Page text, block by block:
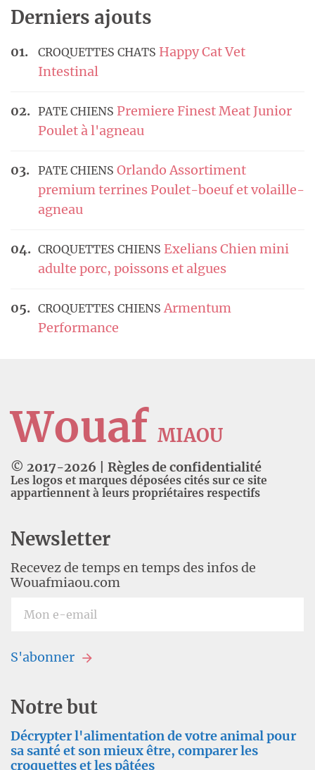
Derniers ajouts
CROQUETTES CHATS Happy Cat Vet
Intestinal
PATE CHIENS Premiere Finest Meat Junior
Poulet à l'agneau
PATE CHIENS Orlando Assortiment
premium terrines Poulet-boeuf et volaille-
agneau
CROQUETTES CHIENS Exelians Chien mini
adulte porc, poissons et algues
CROQUETTES CHIENSArmentum
Performance
Wouaf MIAOU
© 2017-2026 Règles de confidentialité
Les logos et marques déposées cités sur ce site
appartiennent à leurs propriétaires respectifs
Newsletter
Recevez de temps en temps des infos de
Wouafmiaou.com
S'abonner
Notre but
Décrypter l'alimentation de votre animal pour
sa santé et son mieux être, comparer les
croquettes et les pâtées